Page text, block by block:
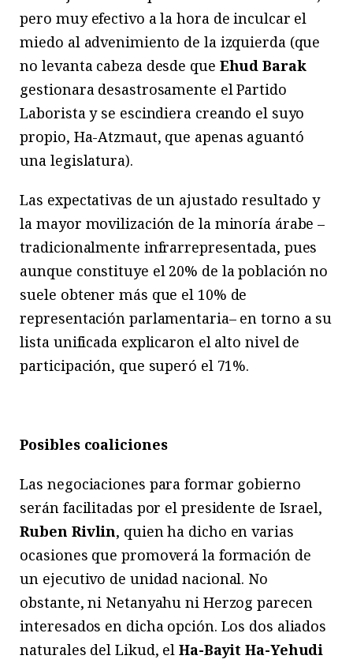
pero muy efectivo a la hora de inculcar el
miedo al advenimiento de la izquierda (que
no levanta cabeza desde que Ehud Barak
gestionara desastrosamente el Partido
Laborista y se escindiera creando el suyo
propio, Ha-Atzmaut, que apenas aguantó
una legislatura).
Las expectativas de un ajustado resultado y
la mayor movilización de la minoría árabe –
tradicionalmente infrarrepresentada, pues
aunque constituye el 20% de la población no
suele obtener más que el 10% de
representación parlamentaria– en torno a su
lista unificada explicaron el alto nivel de
participación, que superó el 71%.
Posibles coaliciones
Las negociaciones para formar gobierno
serán facilitadas por el presidente de Israel,
Ruben Rivlin, quien ha dicho en varias
ocasiones que promoverá la formación de
un ejecutivo de unidad nacional. No
obstante, ni Netanyahu ni Herzog parecen
interesados en dicha opción. Los dos aliados
naturales del Likud, elHa-Bayit Ha-Yehudi